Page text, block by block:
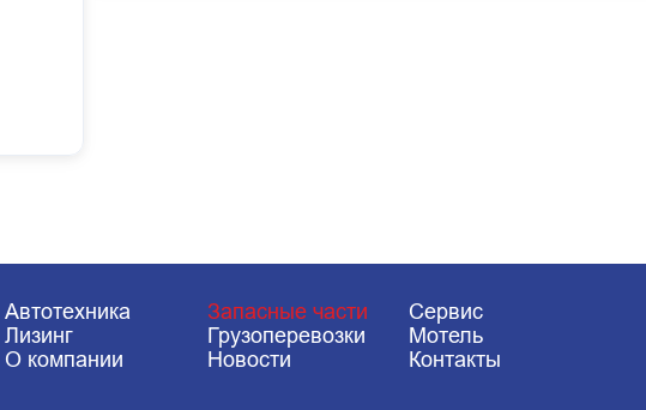
Автотехника Запасные части
Сервис
Лизинг
Грузоперевозки
Мотель
О компании
Новости Контакты